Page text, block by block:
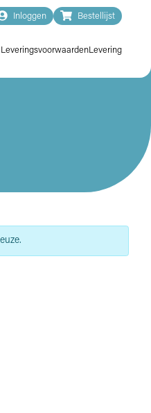
Inloggen Bestellijst
LeveringsvoorwaardenLevering